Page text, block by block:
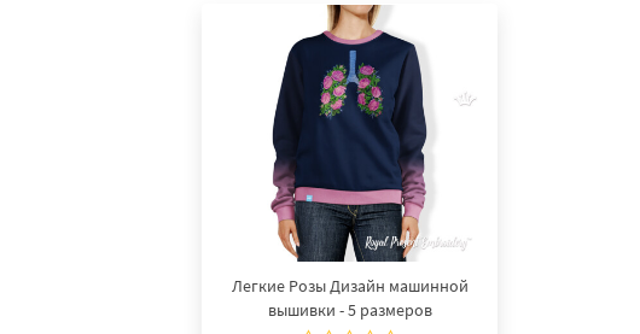
Легкие Розы Дизайн машинной
вышивки - 5 размеров